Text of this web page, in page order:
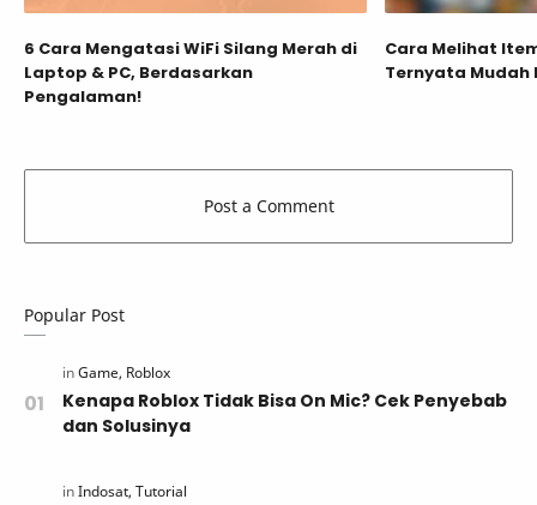
6 Cara Mengatasi WiFi Silang Merah di
Laptop & PC, Berdasarkan
Pengalaman!
Cara Melihat
Ternyata Mudah
Popular Post
Kenapa Roblox Tidak Bisa On Mic? Cek Penyebab
dan Solusinya